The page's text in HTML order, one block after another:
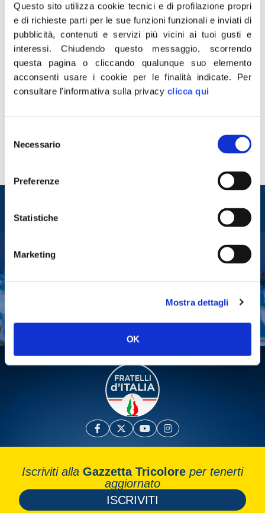
Questo sito utilizza cookie tecnici e di profilazione propri
e di richieste parti per le sue funzioni funzionali e inviati di
pubblicità, contenuti e servizi più vicini ai tuoi gusti e
interessi.Chiudendo questo messaggio, scorrendo
questa pagina o cliccando qualunque suo elemento
acconsenti usare i cookie per le finalità indicate. Per
consultare l'informativa sulla privacy clicca qui
delNecessario
Preferenze
Statistiche
Marketing
Mostra dettagli
OK
«Solidarietà di FdI al Sindaco di Roma Virginia Raggi per
solite ignobili offese sessiste contro le donne che fanno
politica. Bersaglio diverso, stessa ignoranza». Lo scrive
su Twitter il presidente di Fratelli d’Italia, Giorgia Meloni.
Leggi la Gazzetta Tricolore
Iscriviti alla Gazzetta Tricolore per tenerti
aggiornato
ISCRIVITI